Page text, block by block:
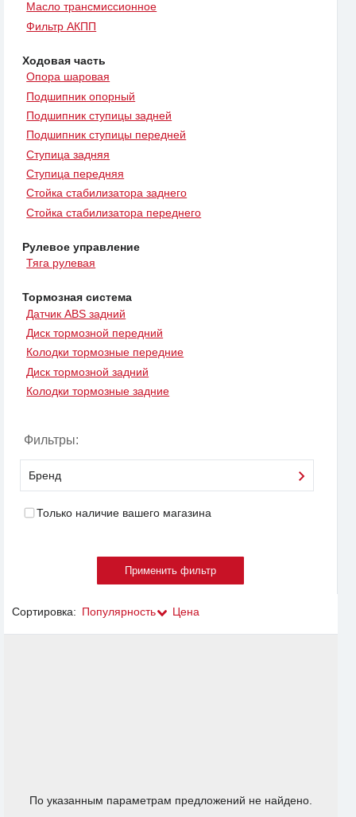
Масло трансмиссионное
Фильтр АКПП
Ходовая часть
Опора шаровая
Подшипник опорный
Подшипник ступицы задней
Подшипник ступицы передней
Ступица задняя
Ступица передняя
Стойка стабилизатора заднего
Стойка стабилизатора переднего
Рулевое управление
Тяга рулевая
Тормозная система
Датчик ABS задний
Диск тормозной передний
Колодки тормозные передние
Диск тормозной задний
Колодки тормозные задние
Фильтры:
Бренд
Только наличие вашего магазина
Сортировка: Популярность Цена
По указанным параметрам предложений не найдено.